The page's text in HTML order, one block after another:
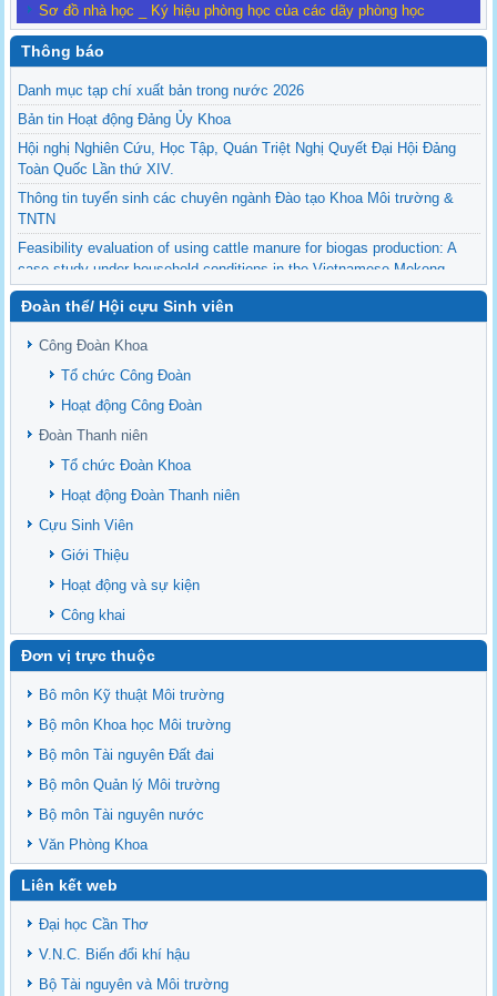
Sơ đồ nhà học _ Ký hiệu phòng học của các dãy phòng học
Thông báo
Danh mục tạp chí xuất bản trong nước 2026
Bản tin Hoạt động Đảng Ủy Khoa
Hội nghị Nghiên Cứu, Học Tập, Quán Triệt Nghị Quyết Đại Hội Đảng
Toàn Quốc Lần thứ XIV.
Thông tin tuyển sinh các chuyên ngành Đào tạo Khoa Môi trường &
TNTN
Feasibility evaluation of using cattle manure for biogas production: A
case study under household conditions in the Vietnamese Mekong
Delta
Sediment properties in flood-based farming systems in the Vietnamese
upstream Mekong Delta
Danh mục tạp chí xuất bản Quốc Tế 2026
Danh Mục các Đề Tài NCKH cấp Tỉnh năm 2024
Văn bản - Quy định
Ban chấp hành Đảng bộ khoa
Đoàn thể/ Hội cựu Sinh viên
Công Đoàn Khoa
Tổ chức Công Đoàn
Hoạt động Công Đoàn
Đoàn Thanh niên
Tổ chức Đoàn Khoa
Hoạt động Đoàn Thanh niên
Cựu Sinh Viên
Giới Thiệu
Hoạt động và sự kiện
Công khai
Đơn vị trực thuộc
Bô môn Kỹ thuật Môi trường
Bộ môn Khoa học Môi trường
Bộ môn Tài nguyên Đất đai
Bộ môn Quản lý Môi trường
Bộ môn Tài nguyên nước
Văn Phòng Khoa
Liên kết web
Đại học Cần Thơ
V.N.C. Biến đổi khí hậu
Bộ Tài nguyên và Môi trường